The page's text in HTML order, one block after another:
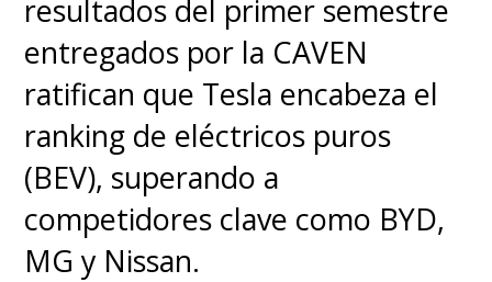
resultados del primer semestre
entregados por la CAVEN
ratifican que Tesla encabeza el
ranking de eléctricos puros
(BEV), superando a
competidores clave como BYD,
MG y Nissan.